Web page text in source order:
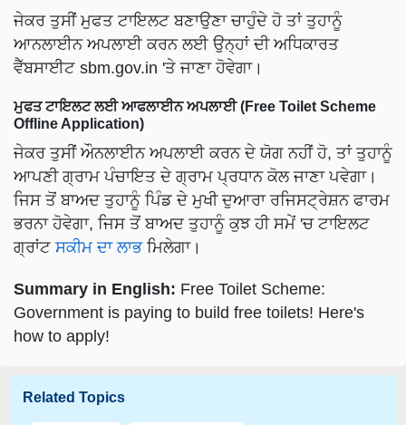
ਆਨਲਾਈਨ ਅਪਲਾਈ ਕਰਨ ਲਈ ਉਨ੍ਹਾਂ ਦੀ ਅਧਿਕਾਰਤ
ਵੈੱਬਸਾਈਟ sbm.gov.in 'ਤੇ ਜਾਣਾ ਹੋਵੇਗਾ।
ਮੁਫਤ ਟਾਇਲਟ ਲਈ ਆਫਲਾਈਨ ਅਪਲਾਈ (Free Toilet Scheme
Offline Application)
ਜੇਕਰ ਤੁਸੀਂ ਔਨਲਾਈਨ ਅਪਲਾਈ ਕਰਨ ਦੇ ਯੋਗ ਨਹੀਂ ਹੋ, ਤਾਂ ਤੁਹਾਨੂੰ
ਆਪਣੀ ਗ੍ਰਾਮ ਪੰਚਾਇਤ ਦੇ ਗ੍ਰਾਮ ਪ੍ਰਧਾਨ ਕੋਲ ਜਾਣਾ ਪਵੇਗਾ।
ਜਿਸ ਤੋਂ ਬਾਅਦ ਤੁਹਾਨੂੰ ਪਿੰਡ ਦੇ ਮੁਖੀ ਦੁਆਰਾ ਰਜਿਸਟ੍ਰੇਸ਼ਨ ਫਾਰਮ
ਭਰਨਾ ਹੋਵੇਗਾ, ਜਿਸ ਤੋਂ ਬਾਅਦ ਤੁਹਾਨੂੰ ਕੁਝ ਹੀ ਸਮੇਂ 'ਚ ਟਾਇਲਟ
ਗ੍ਰਾਂਟਸਕੀਮ ਦਾ ਲਾਭ ਮਿਲੇਗਾ।
Summary in English:
Government is paying to build free toilets! Here's
how to apply!
ਸਰਕਾਰੀ ਯੋਜਨਾ